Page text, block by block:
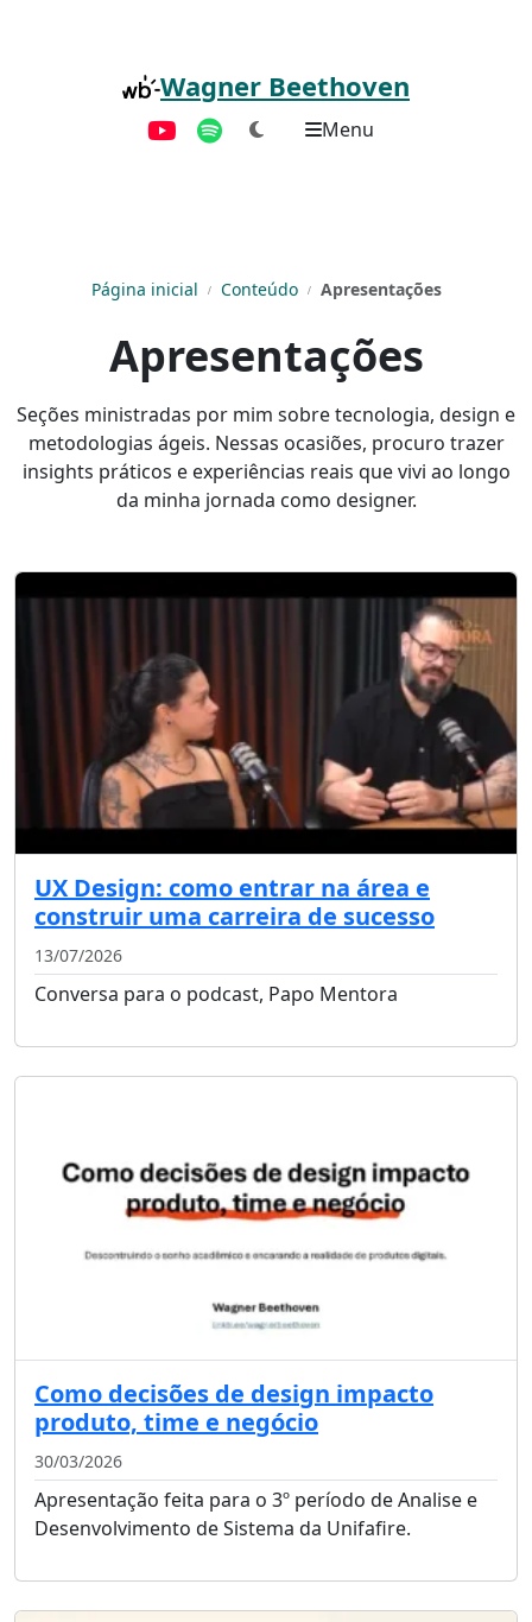
Wagner Beethoven
YouTubeSpotify Menu
Página inicial Conteúdo Apresentações
Apresentações
Seções ministradas por mim sobre tecnologia, design e
metodologias ágeis. Nessas ocasiões, procuro trazer
insights práticos e experiências reais que vivi ao longo
da minha jornada como designer.
UX Design: como entrar na área e
construir uma carreira de sucesso
13/07/2026
Conversa para o podcast, Papo Mentora
Como decisões de design impacto
produto, time e negócio
30/03/2026
Apresentação feita para o 3º período de Analise e
Desenvolvimento de Sistema da Unifafire.